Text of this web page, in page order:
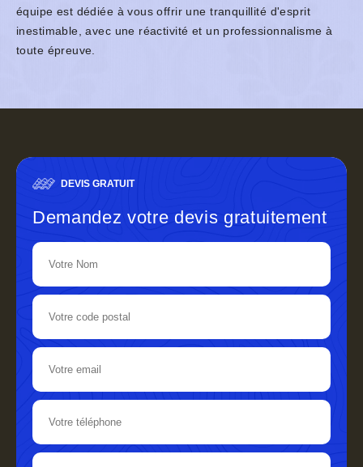
équipe est dédiée à vous offrir une tranquillité d'esprit
inestimable, avec une réactivité et un professionnalisme à
toute épreuve.
DEVIS GRATUIT
Demandez votre devis gratuitement